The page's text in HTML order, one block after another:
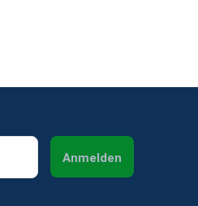
Anmelden